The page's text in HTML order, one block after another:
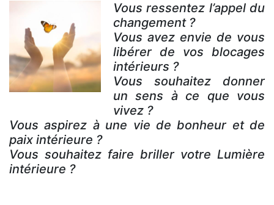
Vous ressentez l’appel du
changement ?
Vous avez envie de vous
libérer de vos blocages
intérieurs ?
Vous souhaitez donner
un sens à ce que vous
vivez ?
Vous aspirez à une vie de bonheur et de
paix intérieure ?
Vous souhaitez faire briller votre Lumière
intérieure ?